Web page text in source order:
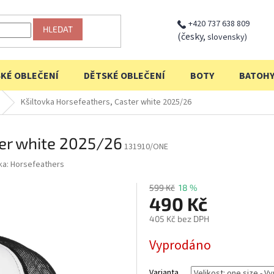
HLEDAT +420 737 638 809
(česky, slovensky)
OBLEČENÍ DĚTSKÉ OBLEČENÍ BOTY BATOHY
Kšiltovka Horsefeathers, Caster white 2025/26
white 2025/26 131910/ONE
Horsefeathers
599 Kč 18 %
490 Kč
405 Kč bez DPH
cena:
Vyprodáno